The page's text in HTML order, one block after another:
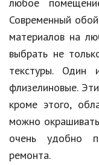
Знаменитости
Статьи
Обзоры
Рецепты
Красота и
Современный
материалов на
выбрать не
текстуры. Один
флизелиновые.
кроме этого,
можно
очень удобно
ремонта.